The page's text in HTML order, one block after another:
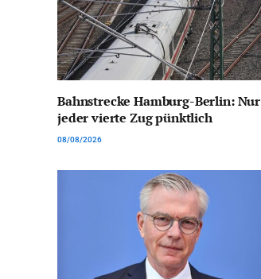
Bahnstrecke Hamburg-Berlin: Nur
jeder vierte Zug pünktlich
08/08/2026